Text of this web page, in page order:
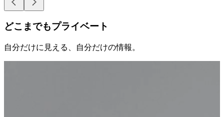
揺るぎない集中力
集中力を切らすことなく、今その瞬間を大切に。